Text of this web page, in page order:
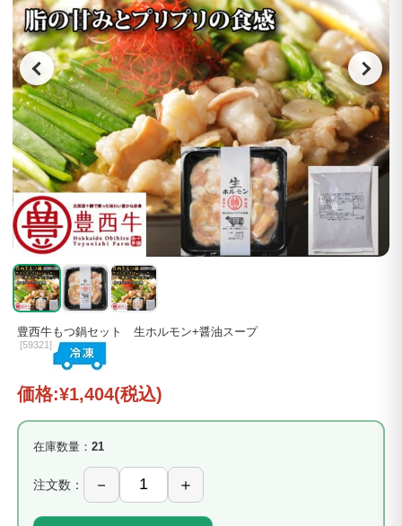
豊西牛もつ鍋セット 生ホルモン+醤油スープ
[59321]
価格:¥1,404(税込)
在庫数量： 21
注文数：